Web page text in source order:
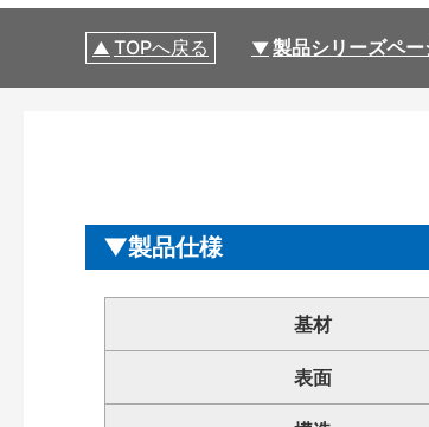
TOPへ戻る 製品シリーズペー
製品仕様
基材
表面